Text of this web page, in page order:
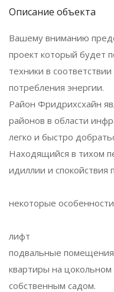
Описание объекта
Вашему вниманию
проект который будет
техники в
потребления энергии.
Район Фридрихсхайн
районов в области
легко и быстро
Находящийся в тихом
идиллии и спокойствия
некоторые
лифт
подвальные помещения
квартиры на
собственным садом.